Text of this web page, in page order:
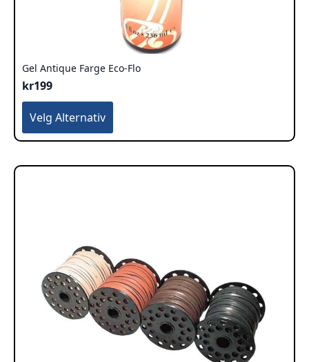
Gel Antique Farge Eco-Flo
kr199
Velg Alternativ
Dette
produktet
har
varianter.
produktsiden